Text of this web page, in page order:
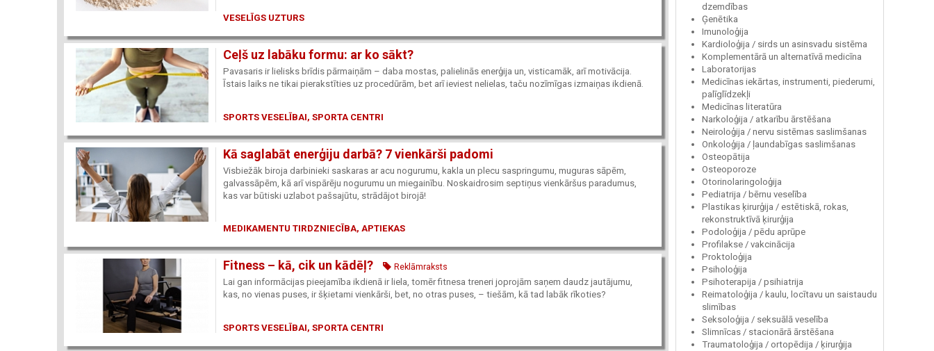
VESELĪGS UZTURS
Ceļš uz labāku formu: ar ko sākt?
Pavasaris ir lielisks brīdis pārmaiņām – daba mostas, palielinās enerģija un, visticamāk, arī motivācija.
Īstais laiks ne tikai pierakstīties uz procedūrām, bet arī ieviest nelielas, taču nozīmīgas izmaiņas ikdienā.
SPORTS VESELĪBAI, SPORTA CENTRI
Kā saglabāt enerģiju darbā? 7 vienkārši padomi
Visbiežāk biroja darbinieki saskaras ar acu nogurumu, kakla un plecu saspringumu, muguras sāpēm,
galvassāpēm, kā arī vispārēju nogurumu un miegainību. Noskaidrosim septiņus vienkāršus paradumus,
kas var būtiski uzlabot pašsajūtu, strādājot birojā!
MEDIKAMENTU TIRDZNIECĪBA, APTIEKAS
Fitness – kā, cik un kādēļ?
Reklāmraksts
Lai gan informācijas pieejamība ikdienā ir liela, tomēr fitnesa treneri joprojām saņem daudz jautājumu,
kas, no vienas puses, ir šķietami vienkārši, bet, no otras puses, – tiešām, kā tad labāk rīkoties?
SPORTS VESELĪBAI, SPORTA CENTRI
dzemdības
Ģenētika
Imunoloģija
Kardioloģija / sirds un asinsvadu sistēma
Komplementārā un alternatīvā medicīna
Laboratorijas
Medicīnas iekārtas, instrumenti, piederumi,
palīglīdzekļi
Medicīnas literatūra
Narkoloģija / atkarību ārstēšana
Neiroloģija / nervu sistēmas saslimšanas
Onkoloģija / ļaundabīgas saslimšanas
Osteopātija
Osteoporoze
Otorinolaringoloģija
Pediatrija / bērnu veselība
Plastikas ķirurģija / estētiskā, rokas,
rekonstruktīvā ķirurģija
Podoloģija / pēdu aprūpe
Profilakse / vakcinācija
Proktoloģija
Psiholoģija
Psihoterapija / psihiatrija
Reimatoloģija / kaulu, locītavu un saistaudu
slimības
Seksoloģija / seksuālā veselība
Slimnīcas / stacionārā ārstēšana
Traumatoloģija / ortopēdija / ķirurģija